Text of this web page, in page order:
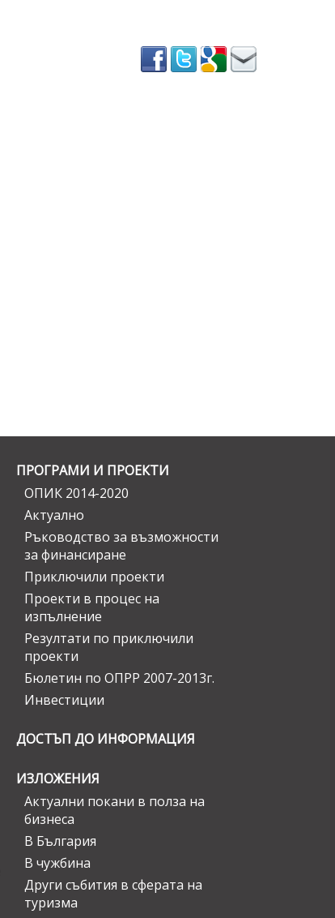
ПРОГРАМИ И ПРОЕКТИ
ОПИК 2014-2020
Актуално
Ръководство за възможности
за финансиране
Приключили проекти
Проекти в процес на
изпълнение
Резултати по приключили
проекти
Бюлетин по ОПРР 2007-2013г.
Инвестиции
ДОСТЪП ДО ИНФОРМАЦИЯ
ИЗЛОЖЕНИЯ
Актуални покани в полза на
бизнеса
В България
В чужбина
Други събития в сферата на
туризма